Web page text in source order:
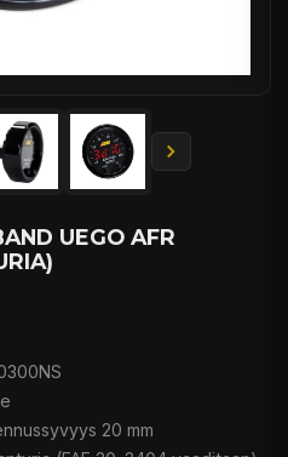
UEGO AFR
20 mm